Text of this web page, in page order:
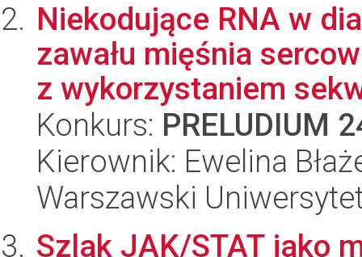
Niekodujące RNA w
zawału mięśnia
z wykorzystaniem
Konkurs: PRELUDIUM
Kierownik: Ewelina
Warszawski
Szlak JAK/STAT jako